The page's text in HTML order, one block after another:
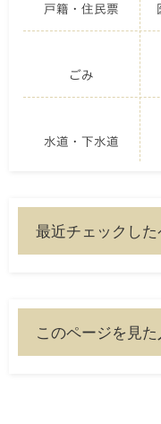
戸籍・住民票
ごみ
水道・下水道
最近チェックした
このページを見